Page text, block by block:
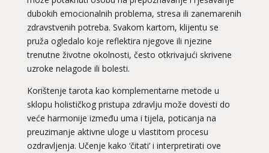
dubokih emocionalnih problema, stresa ili zanemarenih
zdravstvenih potreba. Svakom kartom, klijentu se
pruža ogledalo koje reflektira njegove ili njezine
trenutne životne okolnosti, često otkrivajući skrivene
uzroke nelagode ili bolesti.
Korištenje tarota kao komplementarne metode u
sklopu holističkog pristupa zdravlju može dovesti do
veće harmonije između uma i tijela, poticanja na
preuzimanje aktivne uloge u vlastitom procesu
ozdravljenja. Učenje kako ‘čitati’ i interpretirati ove